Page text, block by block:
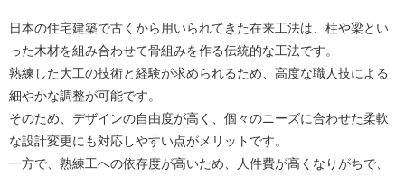
日本の住宅建築で古くから用いられてきた在来工法は、柱や梁とい
った木材を組み合わせて骨組みを作る伝統的な工法です。
熟練した大工の技術と経験が求められるため、高度な職人技による
細やかな調整が可能です。
そのため、デザインの自由度が高く、個々のニーズに合わせた柔軟
な設計変更にも対応しやすい点がメリットです。
一方で、熟練工への依存度が高いため、人件費が高くなりがちで、